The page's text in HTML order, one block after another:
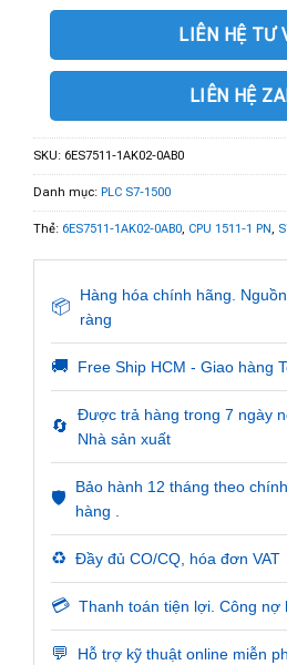
LIÊN HỆ TƯ
LIÊN HỆ
SKU: 6ES7511-1AK02-0AB0
Danh mục: PLC S7-1500
Thẻ: 6ES7511-1AK02-0AB0, CPU 1511-1 PN,
📦
Hàng hóa chính hãng.
ràng
🚚 Free Ship HCM - Giao hàng
🔄
Được trả hàng trong 7 ngày
Nhà sản xuất
🛡️
Bảo hành 12 tháng theo
hàng .
♻️ Đầy đủ CO/CQ, hóa đơn VAT
💳 Thanh toán tiện lợi. Công nợ
💬 Hỗ trợ kỹ thuật online miễn